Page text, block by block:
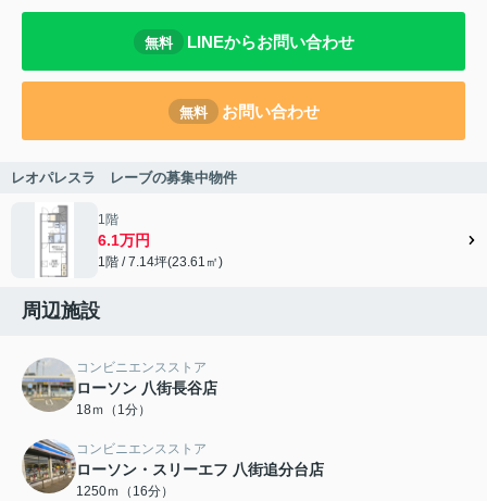
無料 LINEからお問い合わせ
無料 お問い合わせ
レオパレスラ レーブの募集中物件
1階
6.1万円
1階 / 7.14坪(23.61㎡)
周辺施設
コンビニエンスストア
ローソン 八街長谷店
18ｍ（1分）
コンビニエンスストア
ローソン・スリーエフ 八街追分台店
1250ｍ（16分）